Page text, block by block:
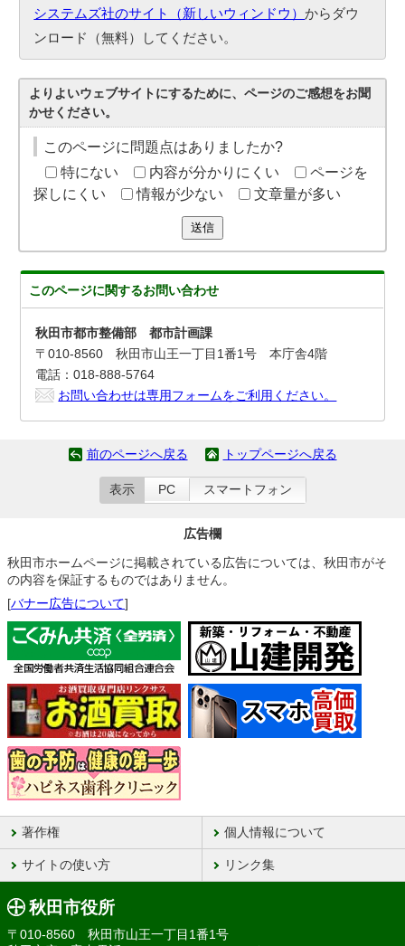
システムズ社のサイト（新しいウィンドウ）からダウ
ンロード（無料）してください。
よりよいウェブサイトにするために、ページのご感想をお聞
かせください。
このページに問題点はありましたか?
特にない
内容が分かりにくい
ページを
探しにくい
情報が少ない 文章量が多い
送信
このページに関するお問い合わせ
秋田市都市整備部 都市計画課
〒010-8560 秋田市山王一丁目1番1号 本庁舎4階
電話：018-888-5764
お問い合わせは専用フォームをご利用ください。
前のページへ戻る トップページへ戻る
表示 PC スマートフォン
広告欄
秋田市ホームページに掲載されている広告については、秋田市がそ
の内容を保証するものではありません。
[バナー広告について]
著作権 個人情報について
サイトの使い方 リンク集
秋田市役所
〒010-8560 秋田市山王一丁目1番1号